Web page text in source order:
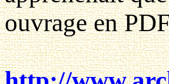
ouvrage en